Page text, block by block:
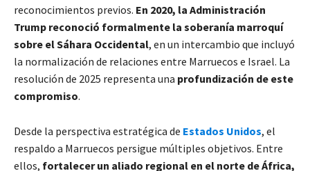
reconocimientos previos. En 2020, la Administración
Trump reconoció formalmente la soberanía marroquí
sobre el Sáhara Occidental, en un intercambio que incluyó
la normalización de relaciones entre Marruecos e Israel. La
resolución de 2025 representa una profundización de este
compromiso.
Desde la perspectiva estratégica de Estados Unidos, el
respaldo a Marruecos persigue múltiples objetivos. Entre
ellos, fortalecer un aliado regional en el norte de África,